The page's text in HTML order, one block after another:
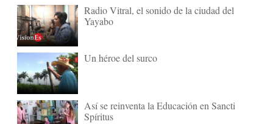
Radio Vitral, el sonido de la ciudad del
Yayabo
Un héroe del surco
Así se reinventa la Educación en Sancti
Spíritus